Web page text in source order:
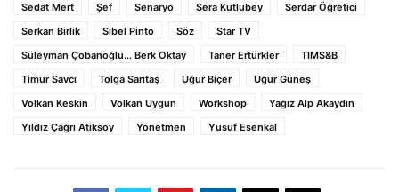
Sedat Mert
Şef Senaryo Sera Kutlubey
Serdar Öğretici
Serkan Birlik
Sibel Pinto Söz
Star TV
Süleyman Çobanoğlu... Berk Oktay
Taner Ertürkler
TIMS&B
Timur Savcı
Tolga Sarıtaş Uğur Biçer
Uğur Güneş
Volkan Keskin
Volkan Uygun Workshop
Yağız Alp Akaydın
Yıldız Çağrı Atiksoy
Yönetmen Yusuf Esenkal